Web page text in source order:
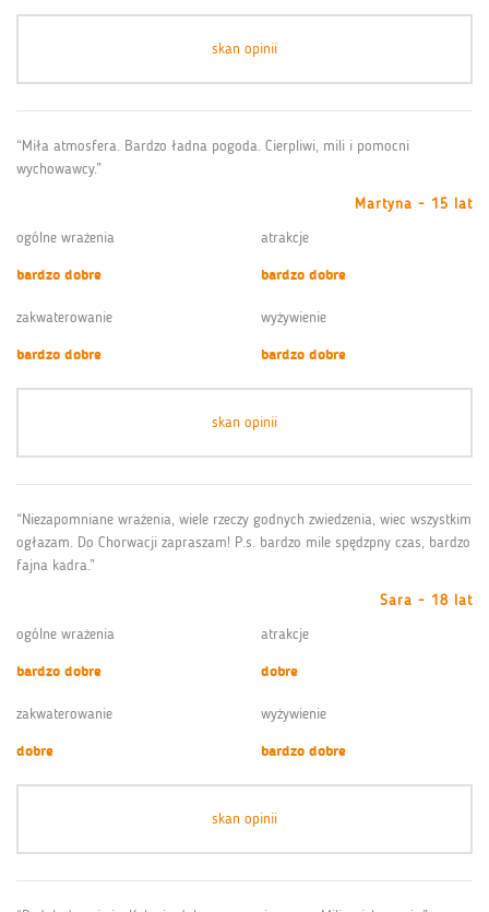
skan opinii
“Miła atmosfera. Bardzo ładna pogoda. Cierpliwi, mili i pomocni
wychowawcy.”
Martyna - 15 lat
ogólne wrażenia
bardzo dobre
atrakcje
bardzo dobre
zakwaterowanie
bardzo dobre
wyżywienie
bardzo dobre
skan opinii
“Niezapomniane wrażenia, wiele rzeczy godnych zwiedzenia, wiec wszystkim
ogłazam. Do Chorwacji zapraszam! P.s. bardzo mile spędzpny czas, bardzo
fajna kadra.”
Sara - 18 lat
ogólne wrażenia
bardzo dobre
atrakcje
dobre
zakwaterowanie
dobre
wyżywienie
bardzo dobre
skan opinii